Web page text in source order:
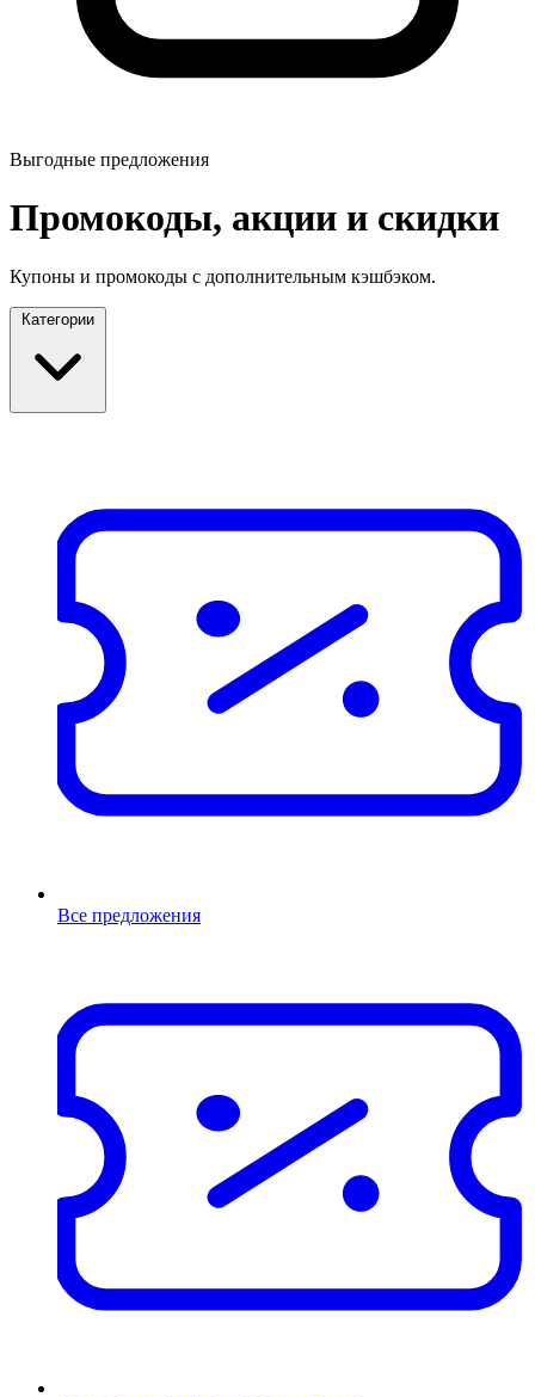
Выгодные предложения
Промокоды, акции и скидки
Купоны и промокоды с дополнительным кэшбэком.
Категории
Все предложения